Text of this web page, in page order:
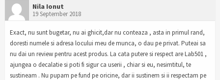
Nila Ionut
19 September 2018
Exact, nu sunt bugetar, nu ai ghicit,dar nu conteaza , asta in primul rand,
doresti numele si adresa locului meu de munca, o dau pe privat. Puteai sa
nu dai un review pentru acest produs. La cata putere si respect are Lab501 ,
ajungea o decalatie si poti fi sigur ca userii , chiar si eu, nesimtitul, te
sustineam . Nu pupam pe fund pe oricine, dar ii sustinem si ii respectam pe